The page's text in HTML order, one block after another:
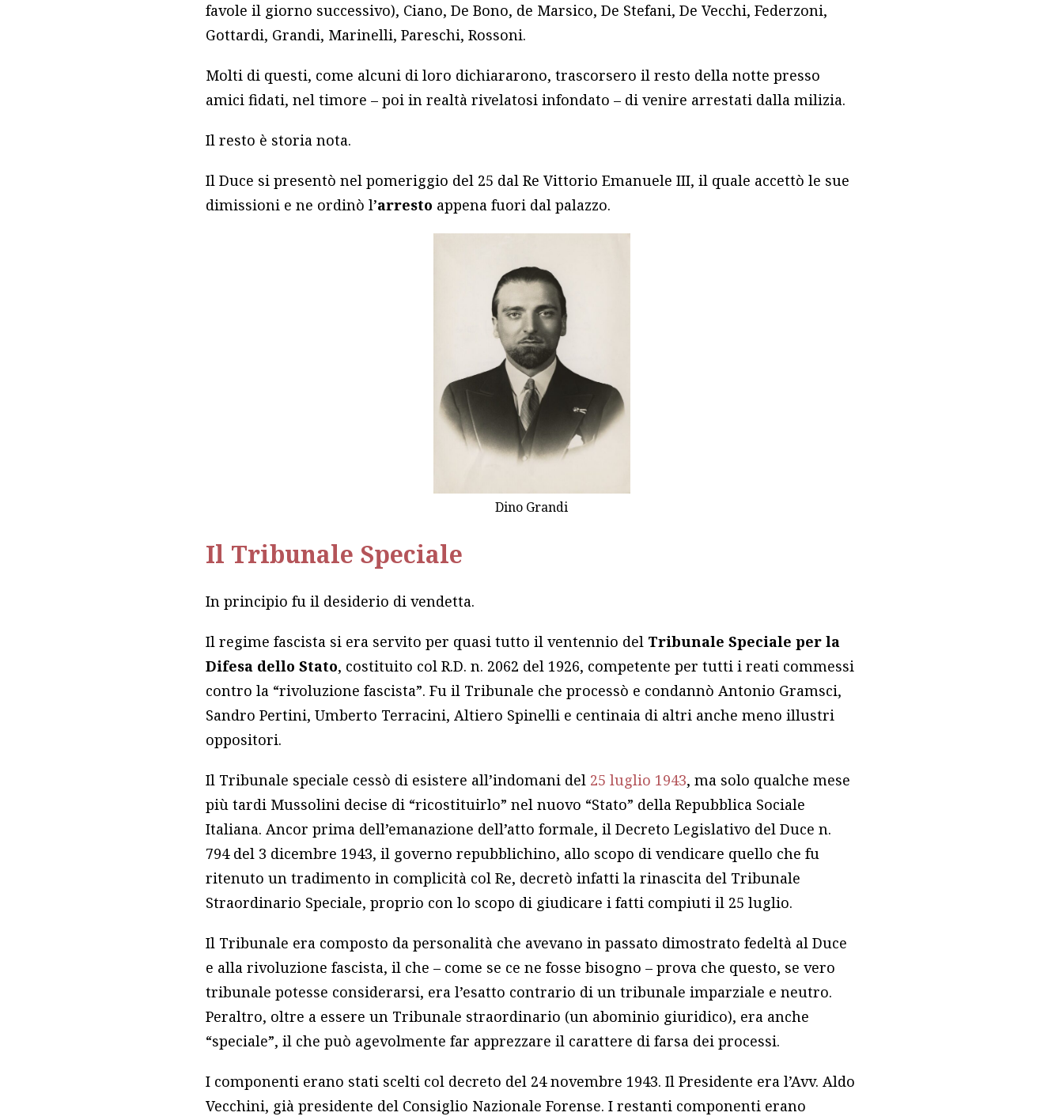
favole il giorno successivo), Ciano, De Bono, de Marsico, De Stefani, De Vecchi, Federzoni,
Gottardi, Grandi, Marinelli, Pareschi, Rossoni.
Molti di questi, come alcuni di loro dichiararono, trascorsero il resto della notte presso
amici fidati, nel timore – poi in realtà rivelatosi infondato – di venire arrestati dalla milizia.
Il resto è storia nota.
Il Duce si presentò nel pomeriggio del 25 dal Re Vittorio Emanuele III, il quale accettò le sue
dimissioni e ne ordinò l’arresto appena fuori dal palazzo.
Dino Grandi
Il Tribunale Speciale
In principio fu il desiderio di vendetta.
Il regime fascista si era servito per quasi tutto il ventennio del Tribunale Speciale per la
Difesa dello Stato, costituito col R.D. n. 2062 del 1926, competente per tutti i reati commessi
contro la “rivoluzione fascista”. Fu il Tribunale che processò e condannò Antonio Gramsci,
Sandro Pertini, Umberto Terracini, Altiero Spinelli e centinaia di altri anche meno illustri
oppositori.
Il Tribunale speciale cessò di esistere all’indomani del 25 luglio 1943, ma solo qualche mese
più tardi Mussolini decise di “ricostituirlo” nel nuovo “Stato” della Repubblica Sociale
Italiana. Ancor prima dell’emanazione dell’atto formale, il Decreto Legislativo del Duce n.
794 del 3 dicembre 1943, il governo repubblichino, allo scopo di vendicare quello che fu
ritenuto un tradimento in complicità col Re, decretò infatti la rinascita del Tribunale
Straordinario Speciale, proprio con lo scopo di giudicare i fatti compiuti il 25 luglio.
Il Tribunale era composto da personalità che avevano in passato dimostrato fedeltà al Duce
e alla rivoluzione fascista, il che – come se ce ne fosse bisogno – prova che questo, se vero
tribunale potesse considerarsi, era l’esatto contrario di un tribunale imparziale e neutro.
Peraltro, oltre a essere un Tribunale straordinario (un abominio giuridico), era anche
“speciale”, il che può agevolmente far apprezzare il carattere di farsa dei processi.
I componenti erano stati scelti col decreto del 24 novembre 1943. Il Presidente era l’Avv. Aldo
Vecchini, già presidente del Consiglio Nazionale Forense. I restanti componenti erano